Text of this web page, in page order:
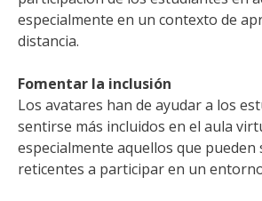
especialmente en un contexto de
distancia.
Fomentar la inclusión
Los avatares han de ayudar a los
sentirse más incluidos en el aula
especialmente aquellos que pueden
reticentes a participar en un